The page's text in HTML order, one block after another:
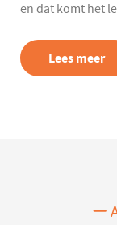
en dat komt het
Lees meer